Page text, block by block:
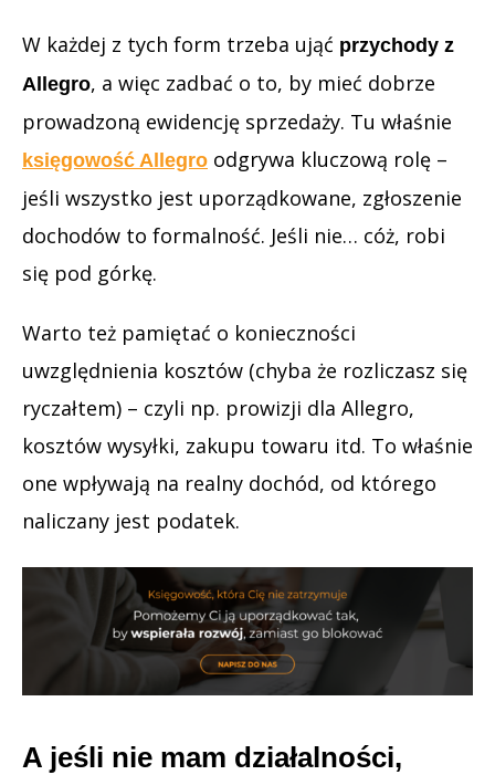
W każdej z tych form trzeba ująć przychody z
Allegro, a więc zadbać o to, by mieć dobrze
prowadzoną ewidencję sprzedaży. Tu właśnie
księgowość Allegro odgrywa kluczową rolę –
jeśli wszystko jest uporządkowane, zgłoszenie
dochodów to formalność. Jeśli nie… cóż, robi
się pod górkę.
Warto też pamiętać o konieczności
uwzględnienia kosztów (chyba że rozliczasz się
ryczałtem) – czyli np. prowizji dla Allegro,
kosztów wysyłki, zakupu towaru itd. To właśnie
one wpływają na realny dochód, od którego
naliczany jest podatek.
A jeśli nie mam działalności,